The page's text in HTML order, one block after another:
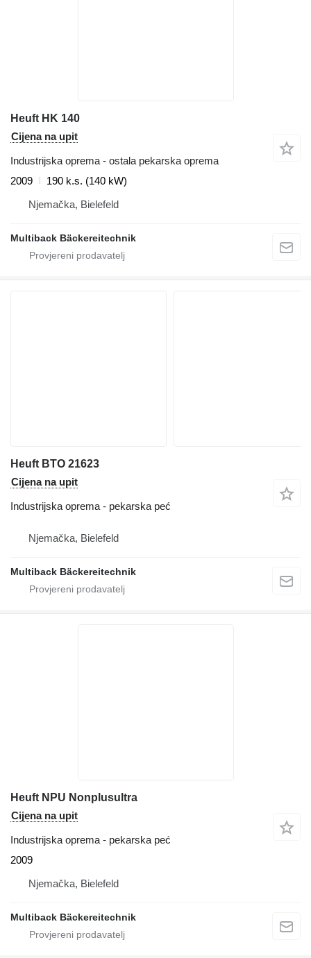
Heuft HK 140
Cijena na upit
Industrijska oprema - ostala pekarska oprema
2009
190 k.s. (140 kW)
Njemačka, Bielefeld
Multiback Bäckereitechnik
Heuft BTO 21623
Cijena na upit
Industrijska oprema - pekarska peć
Njemačka, Bielefeld
Multiback Bäckereitechnik
Heuft NPU Nonplusultra
Cijena na upit
Industrijska oprema - pekarska peć
2009
Njemačka, Bielefeld
Multiback Bäckereitechnik